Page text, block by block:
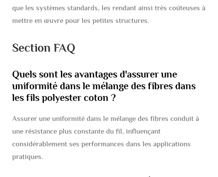
que les systèmes standards, les rendant ainsi très coûteuses à
mettre en œuvre pour les petites structures.
Section FAQ
Quels sont les avantages d'assurer une
uniformité dans le mélange des fibres dans
les fils polyester coton ?
Assurer une uniformité dans le mélange des fibres conduit à
une résistance plus constante du fil, influençant
considérablement ses performances dans les applications
pratiques.